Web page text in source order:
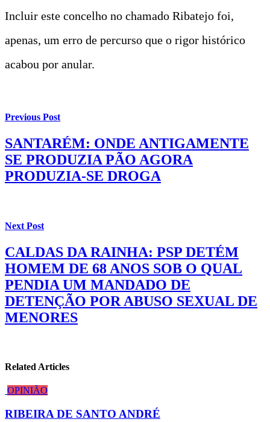
Incluir este concelho no chamado Ribatejo foi,
apenas, um erro de percurso que o rigor histórico
acabou por anular.
Previous Post
SANTARÉM: ONDE ANTIGAMENTE
SE PRODUZIA PÃO AGORA
PRODUZIA-SE DROGA
Next Post
CALDAS DA RAINHA: PSP DETÉM
HOMEM DE 68 ANOS SOB O QUAL
PENDIA UM MANDADO DE
DETENÇÃO POR ABUSO SEXUAL DE
MENORES
Related Articles
OPINIÃO
RIBEIRA DE SANTO ANDRÉ